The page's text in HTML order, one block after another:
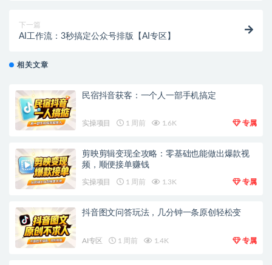
下一篇
AI工作流：3秒搞定公众号排版【AI专区】
相关文章
民宿抖音获客：一个人一部手机搞定
实操项目 1 周前 1.6K 专属
剪映剪辑变现全攻略：零基础也能做出爆款视
频，顺便接单赚钱
实操项目 1 周前 1.3K 专属
抖音图文问答玩法，几分钟一条原创轻松变
AI专区 1 周前 1.4K 专属